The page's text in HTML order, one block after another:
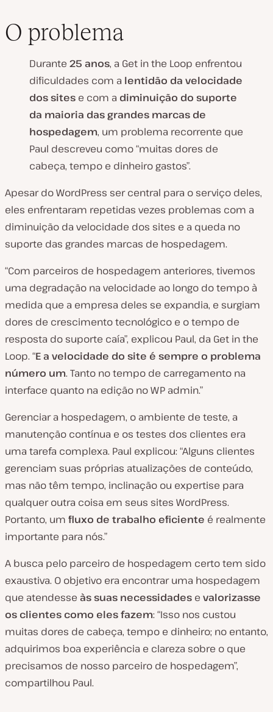
O problema
Durante 25 anos, a Get in the Loop enfrentou
dificuldades com a lentidão da velocidade
dos sites e com a diminuição do suporte
da maioria das grandes marcas de
hospedagem, um problema recorrente que
Paul descreveu como “muitas dores de
cabeça, tempo e dinheiro gastos”.
Apesar do WordPress ser central para o serviço deles,
eles enfrentaram repetidas vezes problemas com a
diminuição da velocidade dos sites e a queda no
suporte das grandes marcas de hospedagem.
“Com parceiros de hospedagem anteriores, tivemos
uma degradação na velocidade ao longo do tempo à
medida que a empresa deles se expandia, e surgiam
dores de crescimento tecnológico e o tempo de
resposta do suporte caía”, explicou Paul, da Get in the
Loop. “E a velocidade do site é sempre o problema
número um. Tanto no tempo de carregamento na
interface quanto na edição no WP admin.”
Gerenciar a hospedagem, o ambiente de teste, a
manutenção contínua e os testes dos clientes era
uma tarefa complexa. Paul explicou: “Alguns clientes
gerenciam suas próprias atualizações de conteúdo,
mas não têm tempo, inclinação ou expertise para
qualquer outra coisa em seus sites WordPress.
Portanto, um fluxo de trabalho eficiente é realmente
importante para nós.”
A busca pelo parceiro de hospedagem certo tem sido
exaustiva. O objetivo era encontrar uma hospedagem
que atendesse às suas necessidades e valorizasse
os clientes como eles fazem: “Isso nos custou
muitas dores de cabeça, tempo e dinheiro; no entanto,
adquirimos boa experiência e clareza sobre o que
precisamos de nosso parceiro de hospedagem”,
compartilhou Paul.